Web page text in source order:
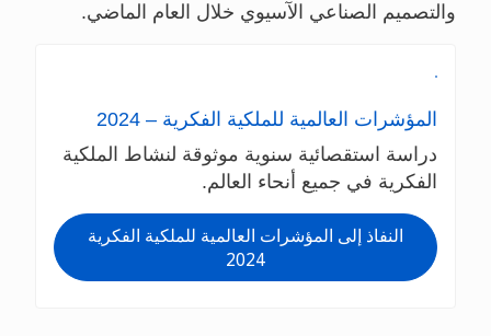
والتصميم الصناعي الآسيوي خلال العام الماضي.
المؤشرات العالمية للملكية الفكرية – 2024
دراسة استقصائية سنوية موثوقة لنشاط الملكية
الفكرية في جميع أنحاء العالم.
النفاذ إلى المؤشرات العالمية للملكية الفكرية
2024